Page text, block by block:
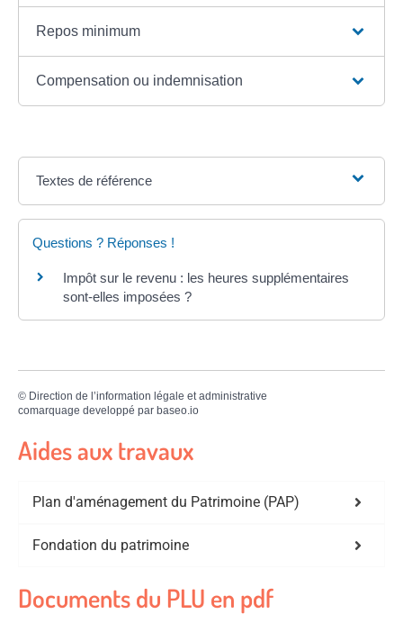
Repos minimum
Compensation ou indemnisation
Textes de référence
Questions ? Réponses !
Impôt sur le revenu : les heures supplémentaires
sont-elles imposées ?
© Direction de l’information légale et administrative
comarquage developpé par baseo.io
Aides aux travaux
Plan d'aménagement du Patrimoine (PAP)
Fondation du patrimoine
Documents du PLU en pdf